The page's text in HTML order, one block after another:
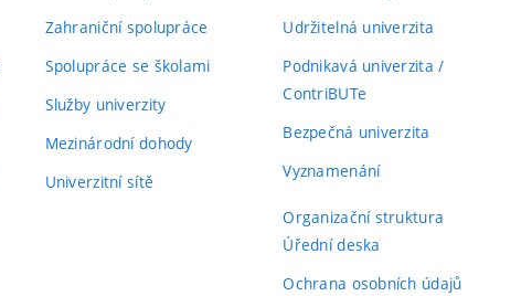
Zahraniční spolupráce
Spolupráce se školami
Služby univerzity
Mezinárodní dohody
Univerzitní sítě
Udržitelná univerzita
Podnikavá univerzita /
ContriBUTe
Bezpečná univerzita
Vyznamenání
Organizační struktura
Úřední deska
Ochrana osobních údajů